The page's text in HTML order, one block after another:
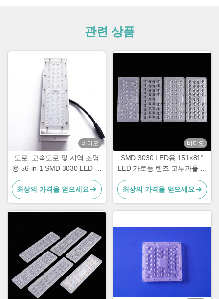
관련 상품
비디오
도로, 고속도로 및 지역 조명
용 56-in-1 SMD 3030 LED 가
로등 모듈 광학 등급 PC 렌즈
최상의 가격을 얻으세요
비디오
SMD 3030 LED용 151×81°
LED 가로등 렌즈 고투과율 도
로 조명 광학 제조업체
최상의 가격을 얻으세요